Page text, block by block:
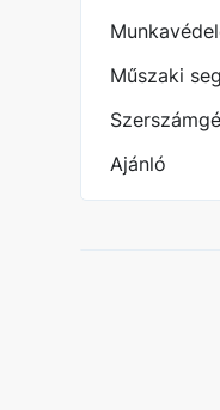
Műszaki
Ajánló